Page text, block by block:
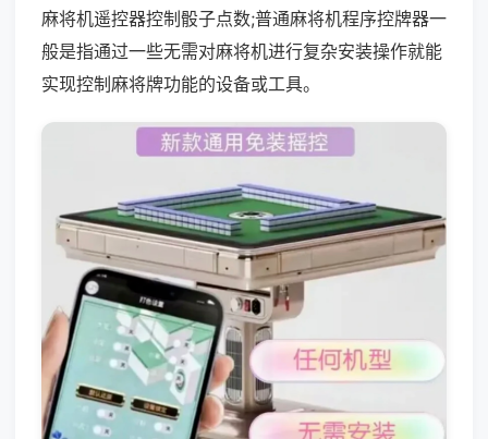
麻将机遥控器控制骰子点数;普通麻将机程序控牌器一
般是指通过一些无需对麻将机进行复杂安装操作就能
实现控制麻将牌功能的设备或工具。